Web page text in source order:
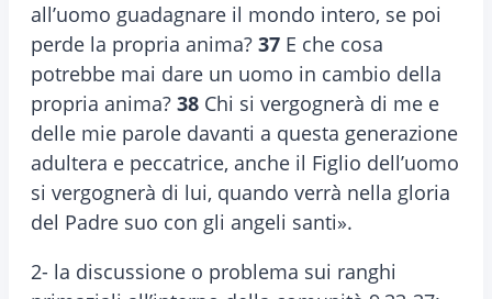
all’uomo guadagnare il mondo intero, se poi
perde la propria anima? 37 E che cosa
potrebbe mai dare un uomo in cambio della
propria anima? 38 Chi si vergognerà di me e
delle mie parole davanti a questa generazione
adultera e peccatrice, anche il Figlio dell’uomo
si vergognerà di lui, quando verrà nella gloria
del Padre suo con gli angeli santi».
2- la discussione o problema sui ranghi